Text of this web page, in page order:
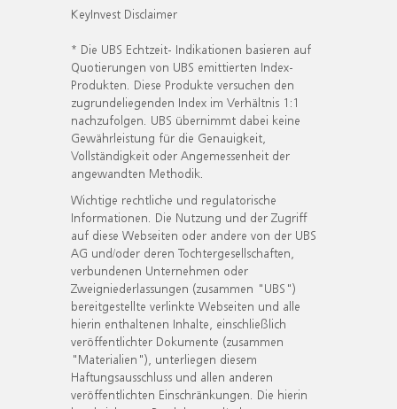
KeyInvest Disclaimer
* Die UBS Echtzeit- Indikationen basieren auf
Quotierungen von UBS emittierten Index-
Produkten. Diese Produkte versuchen den
zugrundeliegenden Index im Verhältnis 1:1
nachzufolgen. UBS übernimmt dabei keine
Gewährleistung für die Genauigkeit,
Vollständigkeit oder Angemessenheit der
angewandten Methodik.
Wichtige rechtliche und regulatorische
Informationen. Die Nutzung und der Zugriff
auf diese Webseiten oder andere von der UBS
AG und/oder deren Tochtergesellschaften,
verbundenen Unternehmen oder
Zweigniederlassungen (zusammen "UBS")
bereitgestellte verlinkte Webseiten und alle
hierin enthaltenen Inhalte, einschließlich
veröffentlichter Dokumente (zusammen
"Materialien"), unterliegen diesem
Haftungsausschluss und allen anderen
veröffentlichten Einschränkungen. Die hierin